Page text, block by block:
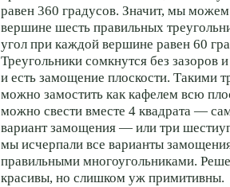
равен 360 градусов. Значит, мы
вершине шесть правильных
угол при каждой вершине равен 60
Треугольники сомкнутся без зазоров
и есть замощение плоскости. Такими
можно замостить как кафелем всю
можно свести вместе 4 квадрата —
вариант замощения — или три
мы исчерпали все варианты
правильными многоугольниками.
красивы, но слишком уж примитивны.